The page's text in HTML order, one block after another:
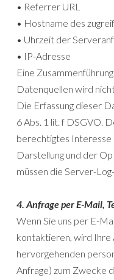
• Referrer URL
• Hostname des
• Uhrzeit der
• IP-Adresse
Eine
Datenquellen wird
Die Erfassung dieser
6 Abs. 1 lit. f DSGVO.
berechtigtes Interesse
Darstellung und der
müssen die Server-
4. Anfrage per E-Mail,
Wenn Sie uns per E-
kontaktieren, wird Ihre
hervorgehenden
Anfrage) zum Zwecke